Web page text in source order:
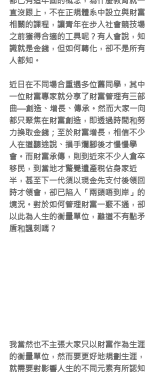
直沒跟上，不在正規體系中設立與財富
相關的課程，讓青年在步入社會競技場
之前獲得合適的工具呢？有人會說，知
識就是金錢，但如何轉化，卻不是所有
人都知。
近日在不同場合重遇多位舊同學，其中
一位財富專家就分享了財富管理有三部
曲—創造、增長、傳承。然而大家一向
都只聚焦在財富創造，即透過時間和努
力換取金錢；至於財富增長，相信不少
人在道聽途說、損手爛腳後才慢慢學
會。而財富承傳，則到近來不少人倉卒
移民，到當地才驚覺遺產稅佔身家近
半，甚至下一代須以現金先支付後領回
時才領會，卻已陷入「兩頭唔到岸」的
境況。對於如何管理財富一竅不通，卻
以此為人生的衡量單位，難道不有點矛
盾和諷刺嗎？
我當然也不主張大家只以財富作為生涯
的衡量單位，然而要更好地規劃生涯，
就需要對影響人生的不同元素有所認知